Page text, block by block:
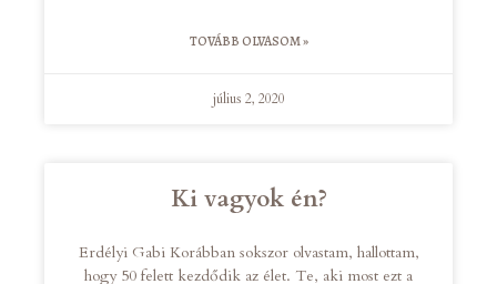
TOVÁBB OLVASOM »
július 2, 2020
Ki vagyok én?
Erdélyi Gabi Korábban sokszor olvastam, hallottam,
hogy 50 felett kezdődik az élet. Te, aki most ezt a